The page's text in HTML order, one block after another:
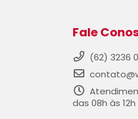
Fale
(62) 3236
das 08h às